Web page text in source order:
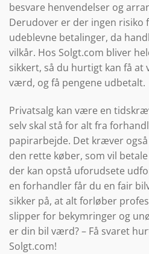
besvare henvendelser og
Derudover er der ingen risiko
udeblevne betalinger, da
vilkår. Hos Solgt.com bliver
sikkert, så du hurtigt kan få at
værd, og få pengene udbetalt.
Privatsalg kan være en
selv skal stå for alt fra
papirarbejde. Det kræver
den rette køber, som vil
der kan opstå uforudsete
en forhandler får du en fair
sikker på, at alt forløber
slipper for bekymringer og
er din bil værd? – Få svaret
Solgt.com!